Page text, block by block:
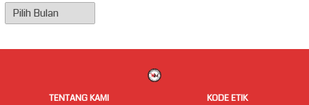
Arsip
Berita
TENTANG KAMI
KODE ETIK